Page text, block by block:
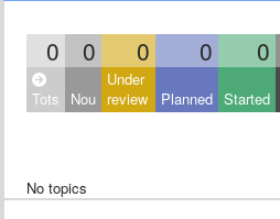
0 0 0 0 0
Tots Nou
Under
review
Planned Started
No topics